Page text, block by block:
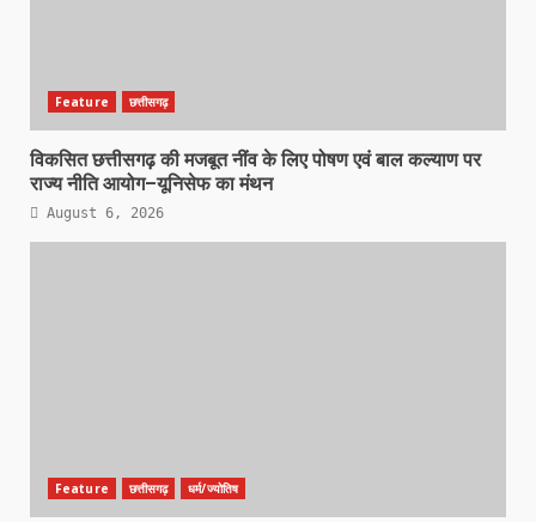
Feature छत्तीसगढ़
विकसित छत्तीसगढ़ की मजबूत नींव के लिए पोषण एवं बाल कल्याण पर
राज्य नीति आयोग–यूनिसेफ का मंथन
August 6, 2026
Feature छत्तीसगढ़ धर्म/ज्योतिष